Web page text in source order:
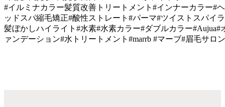
#イルミナカラー髪質改善トリートメント#インナーカラー#
ッドスパ縮毛矯正#酸性ストレート#パーマ#ツイストスパイ
髪ぼかしハイライト#水素#水素カラー#ダブルカラー#Aujua#
ァンデーション#水トリートメント#marrb #マーブ#眉毛サロ